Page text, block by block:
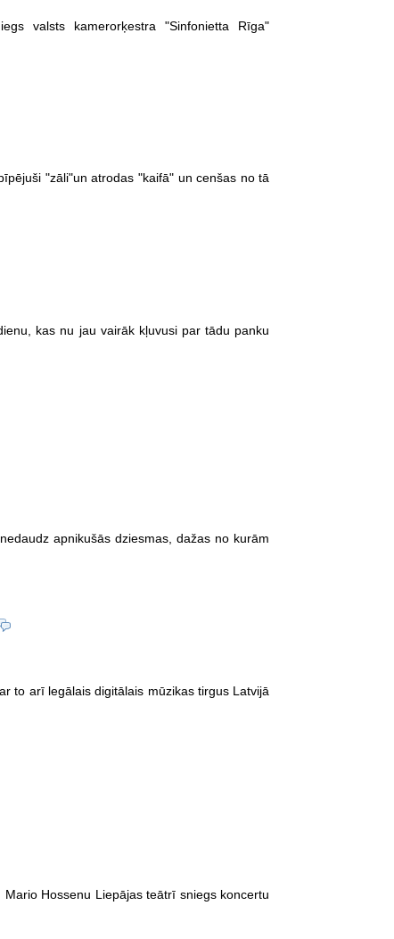
valsts kamerorķestra "Sinfonietta Rīga"
"zāli"un atrodas "kaifā" un cenšas no tā
kas nu jau vairāk kļuvusi par tādu panku
apnikušās dziesmas, dažas no kurām
to arī legālais digitālais mūzikas tirgus Latvijā
Hossenu Liepājas teātrī sniegs koncertu